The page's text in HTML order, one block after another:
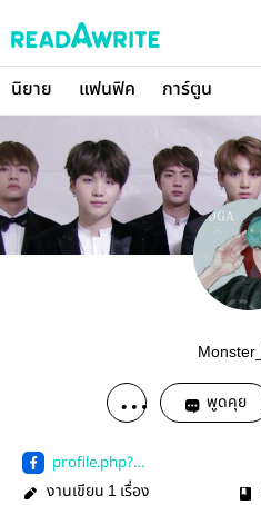
นิยาย แฟนฟิค การ์ตูน
พูดคุย
profile.php?
id=100025084113324
งานเขียน 1 เรื่อง